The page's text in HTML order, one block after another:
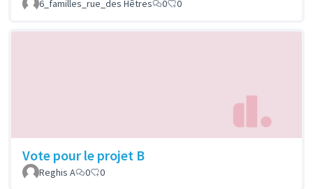
6_familles_rue_des Hêtres 0 0
Vote pour le projet B
Reghis A 0 0